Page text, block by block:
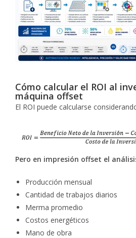
Cómo calcular el ROI al
máquina offset
El ROI puede calcularse
Pero en impresión offset el
Producción mensual
Cantidad de trabajos diarios
Merma promedio
Costos energéticos
Mano de obra